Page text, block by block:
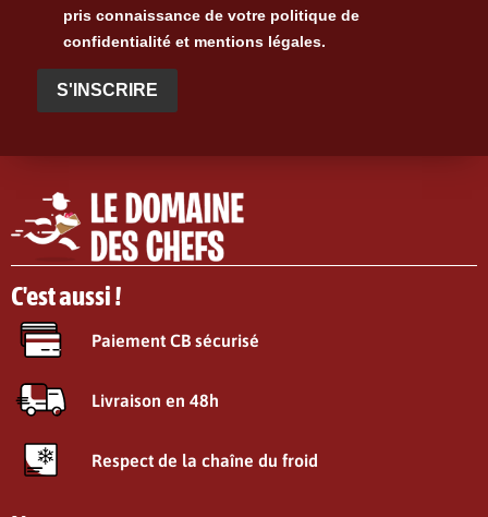
pris connaissance de votre politique de
confidentialité et mentions légales.
S'INSCRIRE
C'est aussi !
Paiement CB sécurisé
Livraison en 48h
Respect de la chaîne du froid